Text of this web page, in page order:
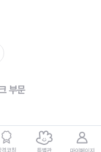
부문